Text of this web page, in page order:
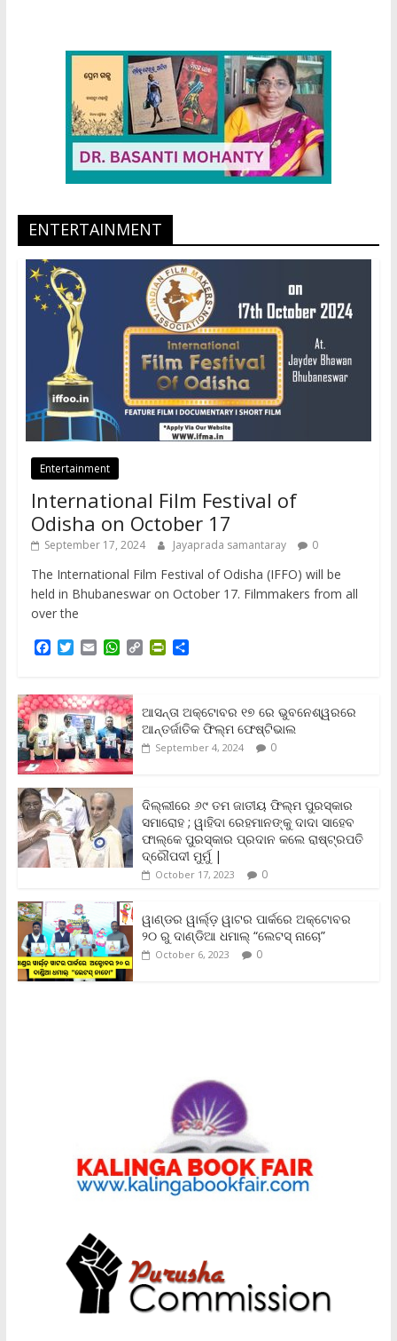
ENTERTAINMENT
Entertainment
International Film Festival of
Odisha on October 17
September 17, 2024 Jayaprada samantaray 0
The International Film Festival of Odisha (IFFO) will be
held in Bhubaneswar on October 17. Filmmakers from all
over the
F
e
b
o
o
k
T
t
t
e
r
E
i
l
W
t
s
A
p
p
C
L
i
n
k
P
t
F
r
i
d
l
y
S
e
ଆସନ୍ତା ଅକ୍ଟୋବର ୧୭ ରେ ଭୁବନେଶ୍ୱରରେ
ଆନ୍ତର୍ଜାତିକ ଫିଲ୍ମ ଫେଷ୍ଟିଭାଲ
September 4, 2024 0
ଦିଲ୍ଲୀରେ ୬୯ ତମ ଜାତୀୟ ଫିଲ୍ମ ପୁରସ୍କାର
ସମାରୋହ ; ୱାହିଦା ରେହମାନଙ୍କୁ ଦାଦା ସାହେବ
ଫାଲ୍‌କେ ପୁରସ୍କାର ପ୍ରଦାନ କଲେ ରାଷ୍ଟ୍ରପତି
ଦ୍ରୌପଦୀ ମୁର୍ମୁ |
October 17, 2023 0
ୱାଣ୍ଡର ୱାର୍ଲ୍‌ଡ଼ ୱାଟର ପାର୍କରେ ଅକ୍ଟୋବର
୨୦ ରୁ ଦାଣ୍ଡିଆ ଧମାଲ୍ “ଲେଟସ୍ ନାଚୋ”
October 6, 2023 0